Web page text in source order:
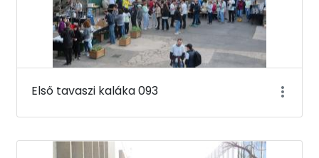
Első tavaszi kaláka 093